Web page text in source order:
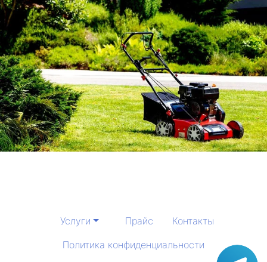
Услуги Прайс
Контакты
Политика конфиденциальности